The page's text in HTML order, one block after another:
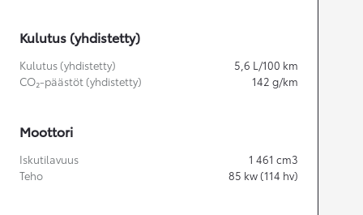
Kulutus (yhdistetty)
Kulutus (yhdistetty) 5,6 L/100 km
CO₂-päästöt (yhdistetty)
142 g/km
Moottori
Iskutilavuus 1 461 cm3
Teho
85 kw (114 hv)